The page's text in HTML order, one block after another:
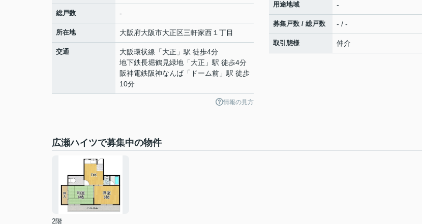
総戸数 -
所在地 大阪府大阪市大正区三軒家西 １丁目
交通 大阪環状線 「大正 」駅 徒歩4分
地下鉄長堀鶴見緑地 「大正 」駅 徒歩4分
阪神電鉄阪神なんば 「 ドーム前 」駅 徒歩
10分
情報の見方
用途地域 -
募集戸数 / 総戸数 - / -
取引態様 仲介
広瀬ハイツで募集中の物件
2階